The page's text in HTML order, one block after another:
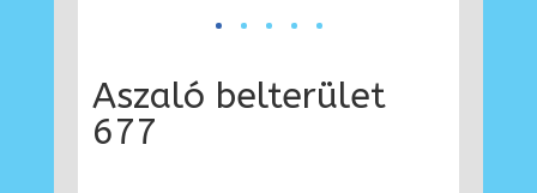
Aszaló belterület
677